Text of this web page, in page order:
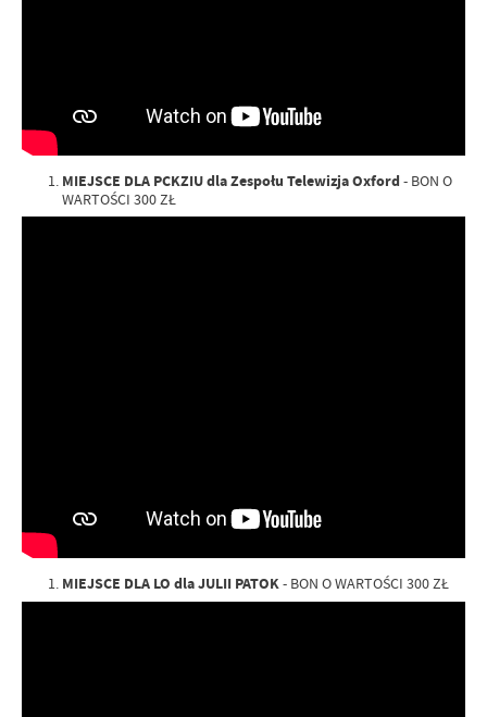
MIEJSCE DLA PCKZIU dla Zespołu Telewizja Oxford - BON O
WARTOŚCI 300 ZŁ
MIEJSCE DLA LO dla JULII PATOK- BON O WARTOŚCI 300 ZŁ